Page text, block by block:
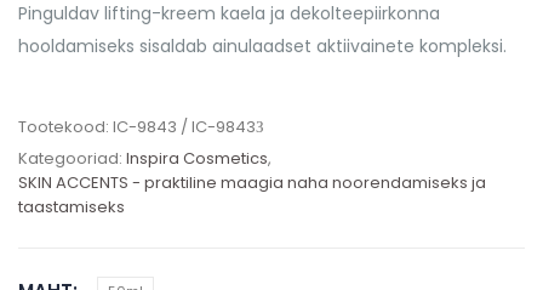
Pinguldav lifting-kreem kaela ja dekolteepiirkonna
hooldamiseks sisaldab ainulaadset aktiivainete kompleksi.
Tootekood: IC-9843 / IC-9843З
Kategooriad: Inspira Cosmetics,
SKIN ACCENTS - praktiline maagia naha noorendamiseks ja
taastamiseks